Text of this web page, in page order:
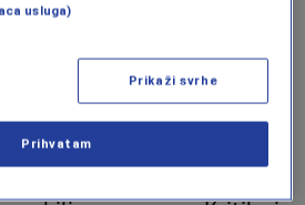
pažljivo da biraju riječi.
osjetljivi i emotivno
bi i bezazleni komentari
usluga)
Prikaži svrhe
Prihvatam